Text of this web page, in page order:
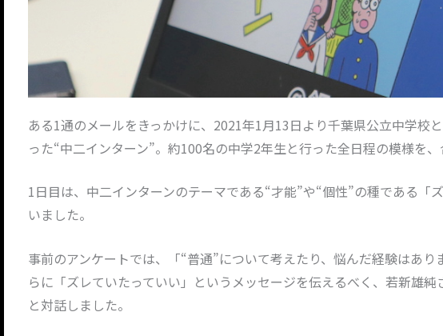
ある1通のメールをきっかけに、2021年1月13日より千葉県公立中学
った“中二インターン”。約100名の中学2年生と行った全日程の模様を、
1日目は、中二インターンのテーマである“才能”や“個性”の種である
いました。
事前のアンケートでは、「“普通”について考えたり、悩んだ経験はあ
らに「ズレていたっていい」というメッセージを伝えるべく、若新雄
と対話しました。